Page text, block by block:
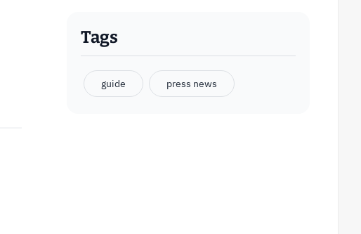
Tags
guide press news